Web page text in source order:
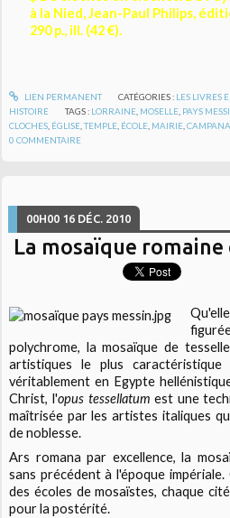
à la Nied, Jean-Paul Philips,
290 p., ill. (42 €).
LIEN PERMANENT CATÉGORIES : LES LIVRES
HISTOIRE
TAGS : LORRAINE MOSELLE PAYS
CLOCHES ÉGLISE ,TEMPLE ÉCOLE MAIRIE ,
0 COMMENTAIRE
00H00 16 DÉC. 2010
La mosaïque romaine
polychrome, la mosaïque de
artistiques le plus caractéristique
véritablement en Egypte
Christ, l'opus tessellatum est une
maîtrisée par les artistes italiques
de noblesse.
Ars romana par excellence, la
sans précédent à l'époque
des écoles de mosaïstes, chaque
pour la postérité.